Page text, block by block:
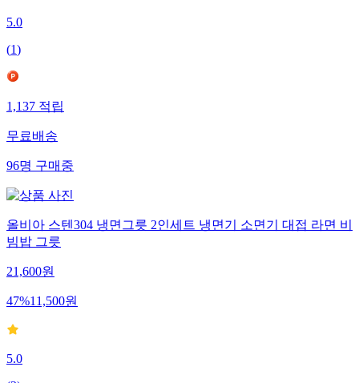
5.0
(1)
1,137적립
무료배송
96명구매중
올비아 스텐304 냉면그릇 2인세트 냉면기 소면기 대접 라면 비
빔밥 그릇
21,600원
47%11,500원
5.0